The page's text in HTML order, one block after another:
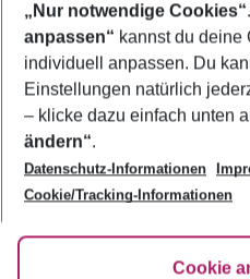
Footer
Footer navigation
Über uns
AGB
Bestpreisgarantie
Cookie-Einstellungen ändern
Cookie-Richtlinie
Agenturbetreuung
Barrierefreies Reisen
FAQ
HanseMerkur Reiseversicherung
Folge uns
„Nur notwendige Cookies“
anpassen“ kannst du deine
individuell anpassen. Du
Einstellungen natürlich
– klicke dazu einfach unten
ändern“.
Datenschutz-Informationen
Cookie/Tracking-Informationen
Cookie